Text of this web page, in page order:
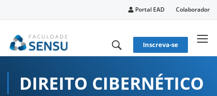
Portal EAD Colaborador
Inscreva-se
DIREITO CIBERNÉTICO